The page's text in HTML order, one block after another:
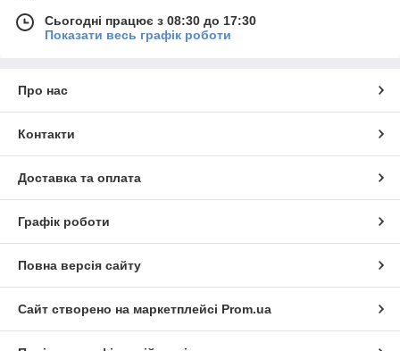
Сьогодні працює з 08:30 до 17:30
Показати весь графік роботи
Про нас
Контакти
Доставка та оплата
Графік роботи
Повна версія сайту
Сайт створено на маркетплейсі Prom.ua